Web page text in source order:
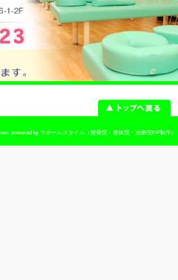
先制 ※お電話でのご予約が可
祭日